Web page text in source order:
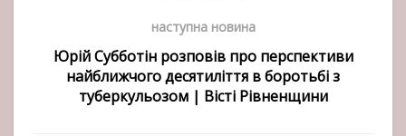
наступна новина
Юрій Субботін розповів про перспективи
найближчого десятиліття в боротьбі з
туберкульозом | Вісті Рівненщини